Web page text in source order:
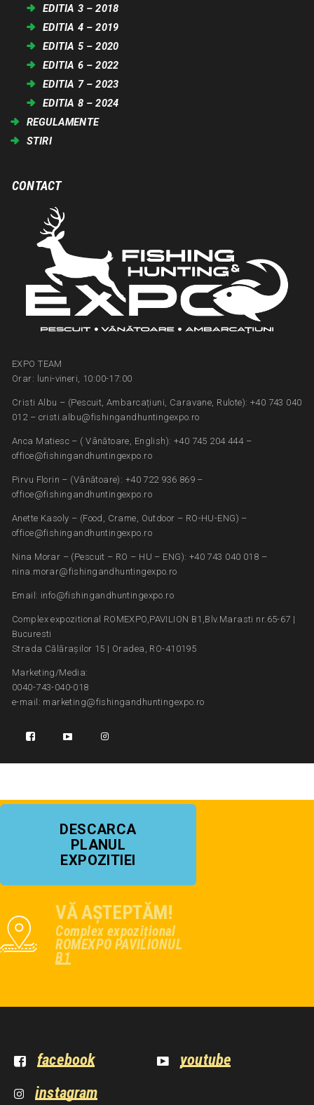
EDITIA 3 – 2018
EDITIA 4 – 2019
EDITIA 5 – 2020
EDITIA 6 – 2022
EDITIA 7 – 2023
EDITIA 8 – 2024
REGULAMENTE
STIRI
CONTACT
EXPO TEAM
Orar: luni-vineri, 10:00-17:00
Cristi Albu – (Pescuit, Ambarcațiuni, Caravane, Rulote): +40 743 040
012 – cristi.albu@fishingandhuntingexpo.ro
Anca Matiesc – ( Vânătoare, English): +40 745 204 444 –
office@fishingandhuntingexpo.ro
Pirvu Florin – (Vânătoare): +40 722 936 869 –
office@fishingandhuntingexpo.ro
Anette Kasoly – (Food, Crame, Outdoor – RO-HU-ENG) –
office@fishingandhuntingexpo.ro
Nina Morar – (Pescuit – RO – HU – ENG): +40 743 040 018 –
nina.morar@fishingandhuntingexpo.ro
Email: info@fishingandhuntingexpo.ro
Complex expozitional ROMEXPO,PAVILION B1,Blv.Marasti nr.65-67 |
Bucuresti
Strada Călărașilor 15 | Oradea, RO-410195
Marketing/Media:
0040-743-040-018
e-mail: marketing@fishingandhuntingexpo.ro
DESCARCA
PLANUL
EXPOZITIEI
VĂ AȘTEPTĂM!
Complex expozițional
ROMEXPO PAVILIONUL
B1
facebook
youtube
instagram